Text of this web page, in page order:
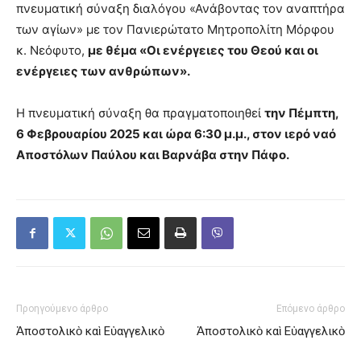
πνευματική σύναξη διαλόγου «Ανάβοντας τον αναπτήρα
των αγίων» με τον Πανιερώτατο Μητροπολίτη Μόρφου
κ. Νεόφυτο, με θέμα «Οι ενέργειες του Θεού και οι
ενέργειες των ανθρώπων».
Η πνευματική σύναξη θα πραγματοποιηθεί την Πέμπτη,
6 Φεβρουαρίου 2025 και ώρα 6:30 μ.μ., στον ιερό ναό
Αποστόλων Παύλου και Βαρνάβα στην Πάφο.
Προηγούμενο άρθρο
Ἀποστολικὸ καὶ Εὐαγγελικὸ
Επόμενο άρθρο
Ἀποστολικὸ καὶ Εὐαγγελικὸ